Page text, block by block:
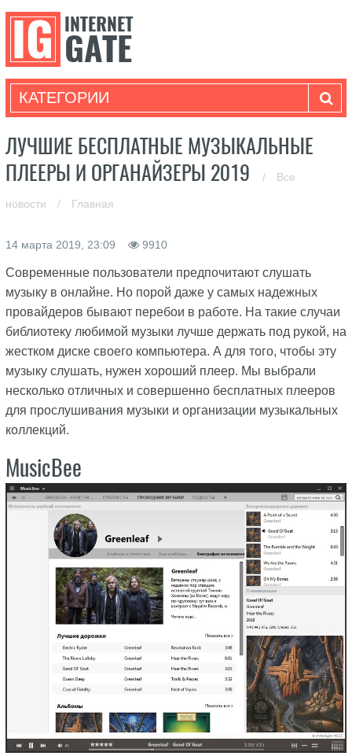
КАТЕГОРИИ
ЛУЧШИЕ БЕСПЛАТНЫЕ МУЗЫКАЛЬНЫЕ
ПЛЕЕРЫ И ОРГАНАЙЗЕРЫ 2019
/ Все
новости / Главная
14 марта 2019, 23:09 9910
Современные пользователи предпочитают слушать
музыку в онлайне. Но порой даже у самых надежных
провайдеров бывают перебои в работе. На такие случаи
библиотеку любимой музыки лучше держать под рукой, на
жестком диске своего компьютера. А для того, чтобы эту
музыку слушать, нужен хороший плеер. Мы выбрали
несколько отличных и совершенно бесплатных плееров
для прослушивания музыки и организации музыкальных
коллекций.
MusicBee